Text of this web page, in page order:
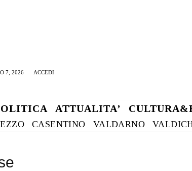
7, 2026 ACCEDI
ATTUALITA’
CASENTINO VALDARNO